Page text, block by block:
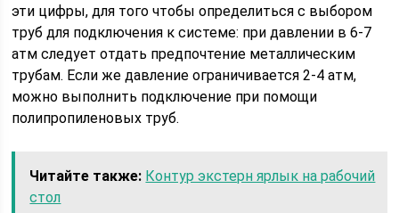
эти цифры, для того чтобы определиться с выбором
труб для подключения к системе: при давлении в 6-7
атм следует отдать предпочтение металлическим
трубам. Если же давление ограничивается 2-4 атм,
можно выполнить подключение при помощи
полипропиленовых труб.
Читайте также: Контур экстерн ярлык на рабочий
стол